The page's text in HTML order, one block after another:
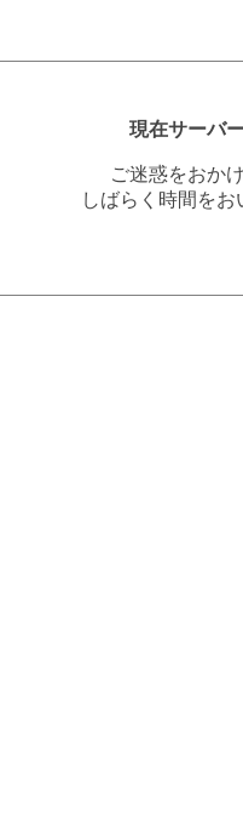
現在サーバ
ご迷惑をおか
しばらく時間を